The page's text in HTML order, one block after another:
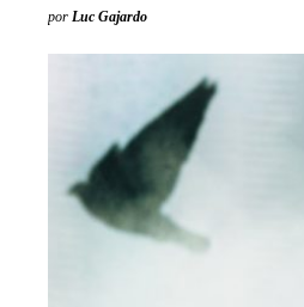
porLuc Gajardo